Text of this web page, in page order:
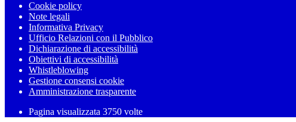
Cookie policy
Note legali
Informativa Privacy
Ufficio Relazioni con il Pubblico
Dichiarazione di accessibilità
Obiettivi di accessibilità
Whistleblowing
Gestione consensi cookie
Amministrazione trasparente
Pagina visualizzata 3750 volte